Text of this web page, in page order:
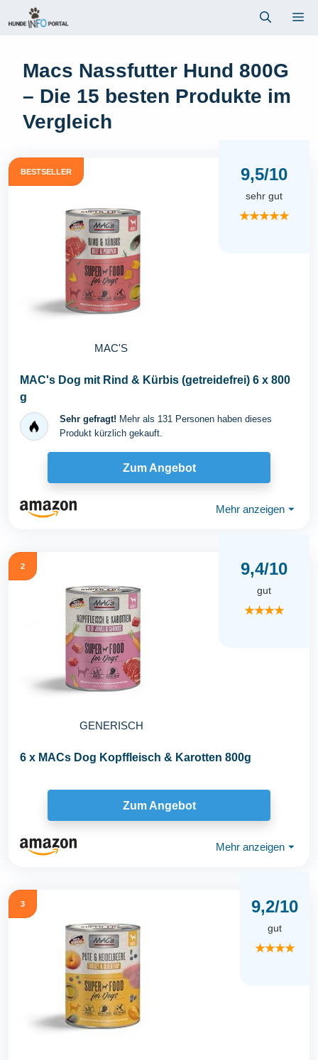
Inhalt
Macs Nassfutter Hund 800G
– Die 15 besten Produkte im
Vergleich
BESTSELLER
MAC'S
9,5/10
sehr gut
★★★★★
MAC's Dog mit Rind & Kürbis (getreidefrei) 6 x 800
g
Sehr gefragt! Mehr als 131 Personen haben dieses
Produkt kürzlich gekauft.
Zum Angebot
Mehr anzeigen ⏷
2
GENERISCH
9,4/10
gut
★★★★
6 x MACs Dog Kopffleisch & Karotten 800g
Zum Angebot
Mehr anzeigen ⏷
3 9,2/10
gut
★★★★